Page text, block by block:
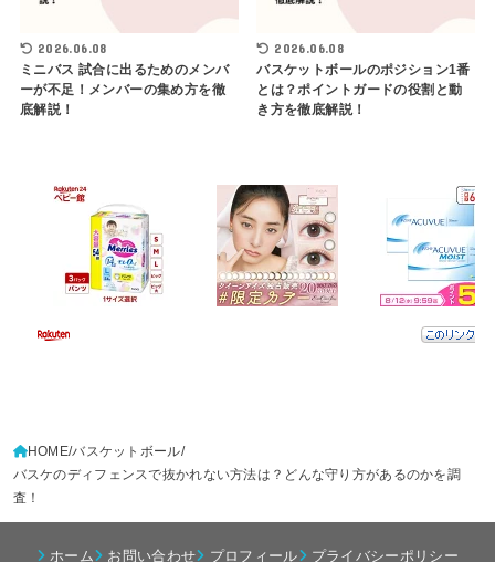
2026.06.08
ミニバス 試合に出るためのメンバ
ーが不足！メンバーの集め方を徹
底解説！
2026.06.08
バスケットボールのポジション1番
とは？ポイントガードの役割と動
き方を徹底解説！
HOME バスケットボール
バスケのディフェンスで抜かれない方法は？どんな守り方があるのかを調
査！
ホーム お問い合わせ プロフィール プライバシーポリシー